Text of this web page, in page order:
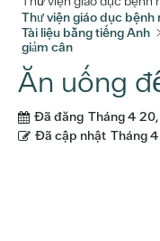
Thư viện giáo dục bệnh
Tài liệu bằng tiếng Anh
giảm cân
Ăn uống
Đã đăng Tháng 4
Đã cập nhật Tháng